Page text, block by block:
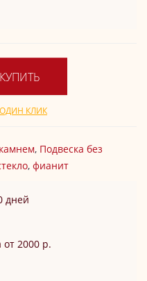
КУПИТЬ
КЛИК
, Подвеска без
, фианит
дней
от 2000 р.